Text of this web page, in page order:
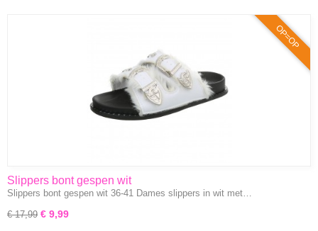
OP=OP
Slippers bont gespen wit
Slippers bont gespen wit 36-41 Dames slippers in wit met…
€ 17,99 € 9,99